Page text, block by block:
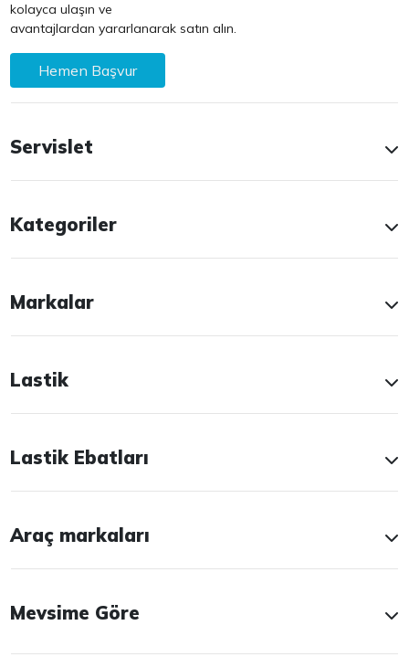
kolayca ulaşın ve
avantajlardan yararlanarak satın alın.
Hemen Başvur
Servislet
Kategoriler
Markalar
Lastik
Lastik Ebatları
Araç markaları
Mevsime Göre